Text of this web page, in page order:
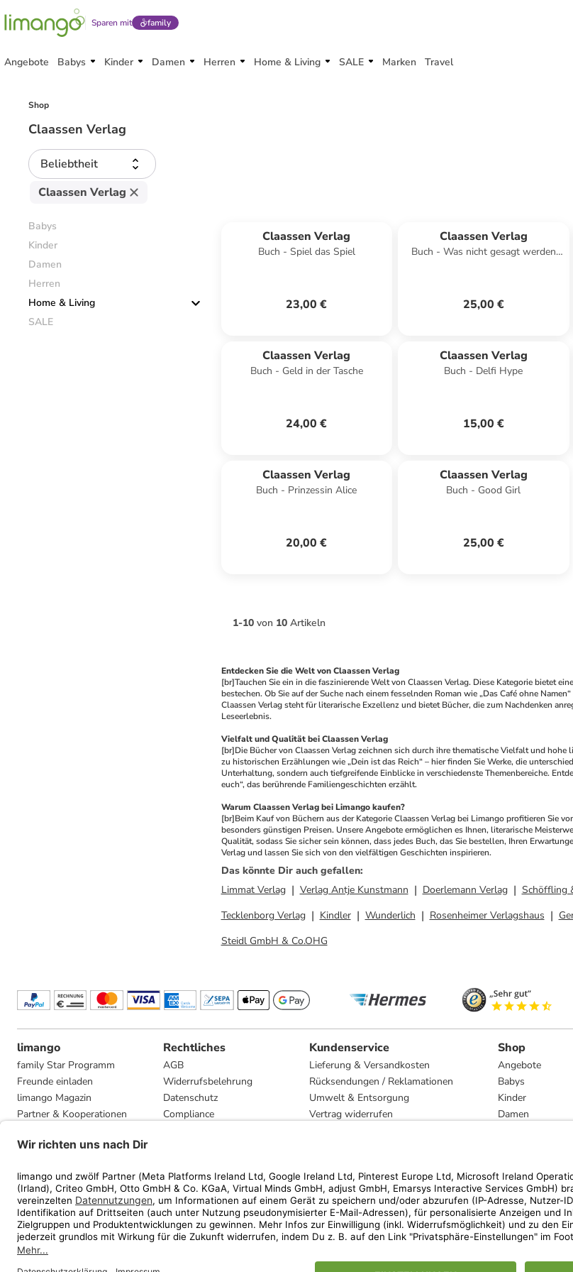
Sparen mit family
Angebote Babys Kinder Damen Herren Home & Living SALE Marken Travel
Shop
Claassen Verlag
Beliebtheit
Claassen Verlag
Babys
Kinder
Damen
Herren
Home & Living
SALE
Claassen Verlag
Buch - Spiel das Spiel
23,00 €
Claassen Verlag
Buch - Was nicht gesagt werden
25,00 €
Claassen Verlag
Buch - Geld in der Tasche
24,00 €
Claassen Verlag
Buch - Delfi Hype
15,00 €
Claassen Verlag
Buch - Prinzessin Alice
20,00 €
Claassen Verlag
Buch - Good Girl
25,00 €
1-10 von 10 Artikeln
Entdecken Sie die Welt von Claassen Verlag
[br]Tauchen Sie ein in die faszinierende Welt von Claassen Verlag. Diese Kategorie bietet
bestechen. Ob Sie auf der Suche nach einem fesselnden Roman wie „Das Café ohne
Claassen Verlag steht für literarische Exzellenz und bietet Bücher, die zum Nachdenken
Leseerlebnis.
Vielfalt und Qualität bei Claassen Verlag
[br]Die Bücher von Claassen Verlag zeichnen sich durch ihre thematische Vielfalt und
zu historischen Erzählungen wie „Dein ist das Reich“ – hier finden Sie Werke, die
Unterhaltung, sondern auch tiefgreifende Einblicke in verschiedenste Themenbereiche.
euch“, das berührende Familiengeschichten erzählt.
Warum Claassen Verlag bei Limango kaufen?
[br]Beim Kauf von Büchern aus der Kategorie Claassen Verlag bei Limango profitieren Sie
besonders günstigen Preisen. Unsere Angebote ermöglichen es Ihnen, literarische
Qualität, sodass Sie sicher sein können, dass jedes Buch, das Sie bestellen, Ihren
Verlag und lassen Sie sich von den vielfältigen Geschichten inspirieren.
Das könnte Dir auch gefallen:
Limmat Verlag
Verlag Antje Kunstmann Doerlemann Verlag Schöffling
Tecklenborg Verlag
Kindler Wunderlich Rosenheimer Verlagshaus
Steidl GmbH & Co.OHG
limango
family Star Programm
Freunde einladen
limango Magazin
Partner & Kooperationen
Presse
Rechtliches
AGB
Widerrufsbelehrung
Datenschutz
Compliance
Kundenservice
Lieferung & Versandkosten
Rücksendungen / Reklamationen
Umwelt & Entsorgung
Vertrag widerrufen
Shop
Angebote
Babys
Kinder
Damen
Marken
* Streichpreise entsprechen der unverbindlichen Preisempfehlung des Herstellers.